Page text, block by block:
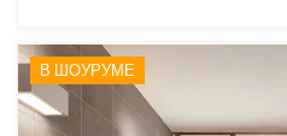
В ШОУРУМЕ